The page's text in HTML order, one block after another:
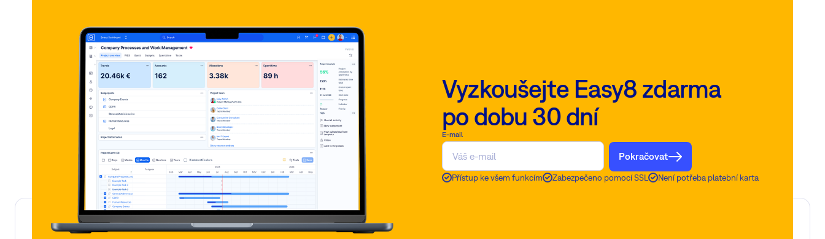
Vyzkoušejte Easy8 zdarma
po dobu 30 dní
E-mail
Pokračovat
Přístup ke všem funkcím Zabezpečeno pomocí SSL Není potřeba platební karta